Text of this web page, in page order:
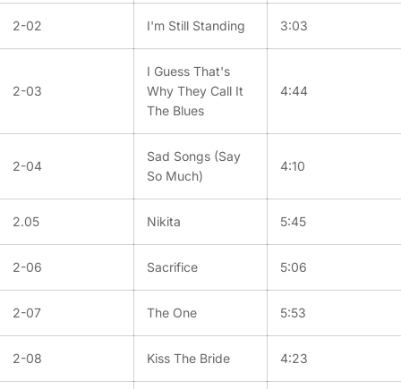
2-02 I'm Still Standing 3:03
2-03
I Guess That's
Why They Call It
The Blues
4:44
2-04
Sad Songs (Say
So Much)
4:10
2.05 Nikita 5:45
2-06 Sacrifice 5:06
2-07 The One 5:53
2-08 Kiss The Bride 4:23